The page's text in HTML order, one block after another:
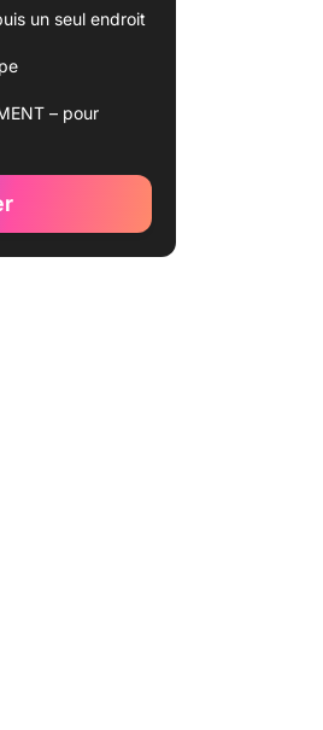
un seul endroit
– pour